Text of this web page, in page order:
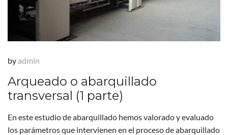
by admin
Arqueado o abarquillado
transversal (1 parte)
En este estudio de abarquillado hemos valorado y evaluado
los parámetros que intervienen en el proceso de abarquillado